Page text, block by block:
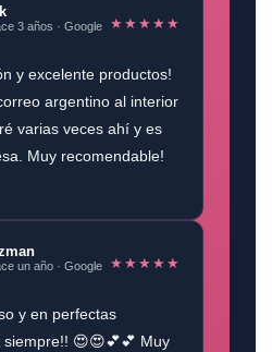
3 años · Google
★★★★★
y excelente productos!
argentino al interior
varias veces ahí y es
Muy recomendable!
un año · Google
★★★★★
y en perfectas
😍😍💕💕 Muy